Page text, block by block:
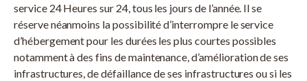
service 24 Heures sur 24, tous les jours de l’année. Il se
réserve néanmoins la possibilité d’interrompre le service
d’hébergement pour les durées les plus courtes possibles
notamment à des fins de maintenance, d’amélioration de ses
infrastructures, de défaillance de ses infrastructures ou si les